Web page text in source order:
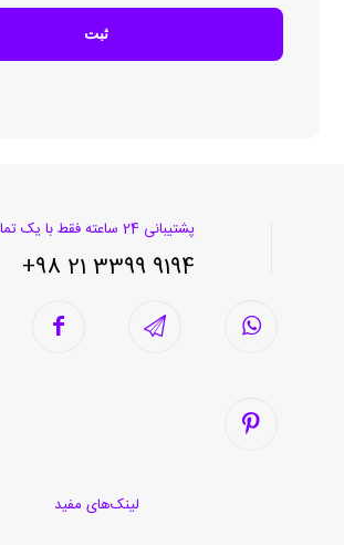
پشتیبانی 24 ساعته فقط با یک تماس
9194 3399 21 98+
لینک‌های مفید